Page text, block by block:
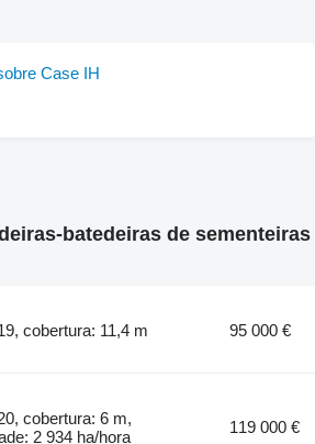
Case IH
batedeiras de sementeiras
cobertura: 11,4 m 95 000 €
cobertura: 6 m,
2 934 ha/hora
119 000 €